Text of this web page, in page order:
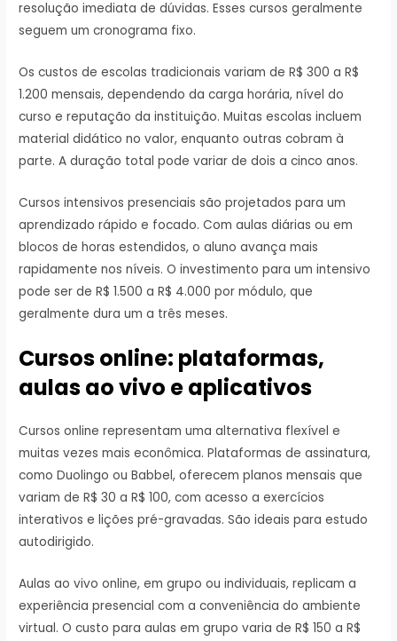
resolução imediata de dúvidas. Esses cursos geralmente
seguem um cronograma fixo.
Os custos de escolas tradicionais variam de R$ 300 a R$
1.200 mensais, dependendo da carga horária, nível do
curso e reputação da instituição. Muitas escolas incluem
material didático no valor, enquanto outras cobram à
parte. A duração total pode variar de dois a cinco anos.
Cursos intensivos presenciais são projetados para um
aprendizado rápido e focado. Com aulas diárias ou em
blocos de horas estendidos, o aluno avança mais
rapidamente nos níveis. O investimento para um intensivo
pode ser de R$ 1.500 a R$ 4.000 por módulo, que
geralmente dura um a três meses.
Cursos online: plataformas,
aulas ao vivo e aplicativos
Cursos online representam uma alternativa flexível e
muitas vezes mais econômica. Plataformas de assinatura,
como Duolingo ou Babbel, oferecem planos mensais que
variam de R$ 30 a R$ 100, com acesso a exercícios
interativos e lições pré-gravadas. São ideais para estudo
autodirigido.
Aulas ao vivo online, em grupo ou individuais, replicam a
experiência presencial com a conveniência do ambiente
virtual. O custo para aulas em grupo varia de R$ 150 a R$